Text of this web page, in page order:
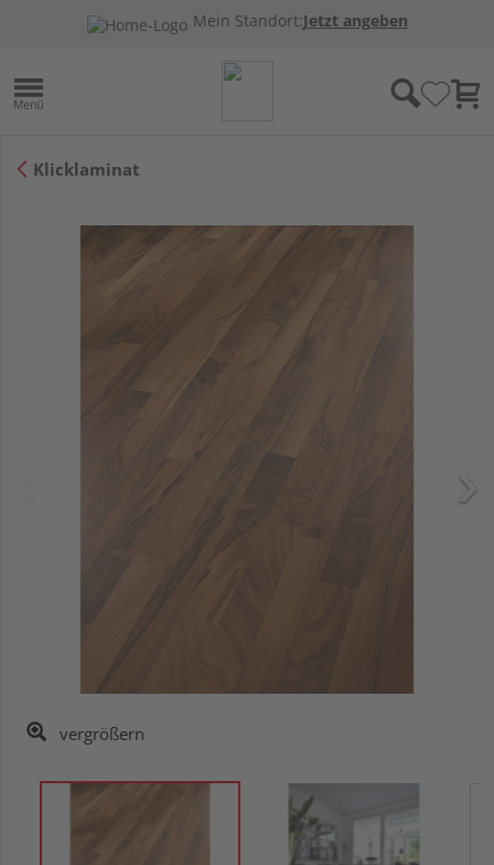
Mein Standort:Jetzt angeben
Klicklaminat
vergrößern